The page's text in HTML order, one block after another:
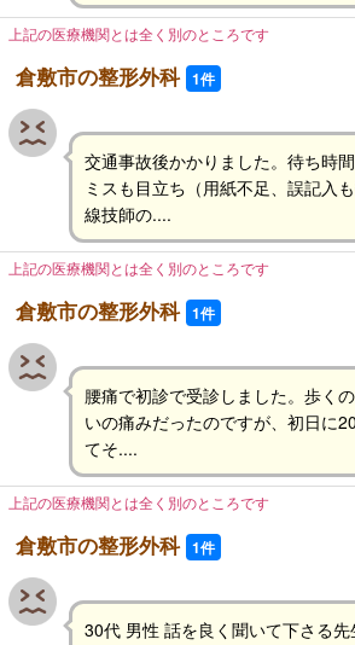
上記の医療機関とは全く別のところです
倉敷市の整形外科 1件
交通事故後かかりました。待ち時
ミスも目立ち（用紙不足、誤記入
線技師の....
上記の医療機関とは全く別のところです
倉敷市の整形外科 1件
腰痛で初診で受診しました。歩く
いの痛みだったのですが、初日に
てそ....
上記の医療機関とは全く別のところです
倉敷市の整形外科 1件
30代 男性 話を良く聞いて下さる